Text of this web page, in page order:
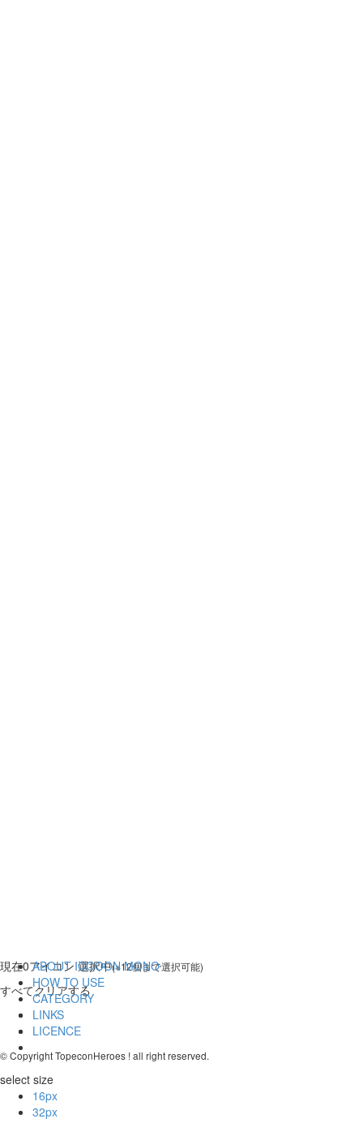
現在0アイコン 選択中(※12個まで選択可能)
すべてクリアする
select size
16px
32px
ABOUT ICOOON MONO
HOW TO USE
CATEGORY
LINKS
LICENCE
© Copyright TopeconHeroes ! all right reserved.